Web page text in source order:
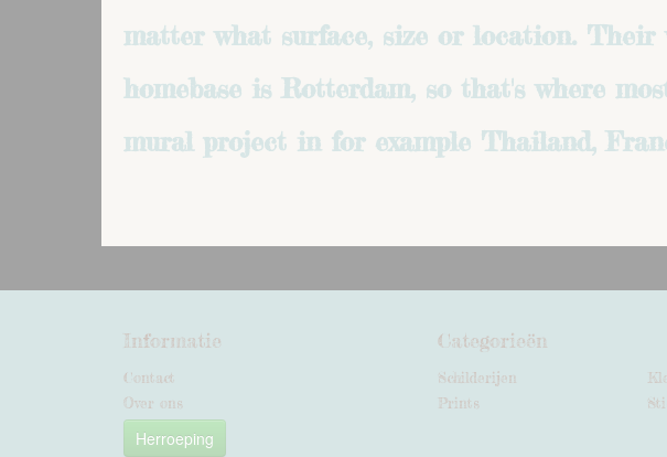
matter what surface, size or location.
homebase is Rotterdam, so that's where
mural project in for example Thailand,
Informatie
Contact
Over ons
Herroeping
Categorieën
Schilderijen
Prints